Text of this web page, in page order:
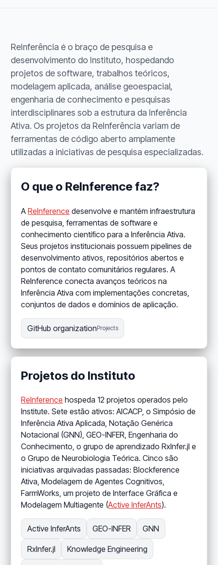
ReInferência é o braço de pesquisa e
desenvolvimento do Instituto, hospedando
projetos de software, trabalhos teóricos,
modelagem aplicada, análise geoespacial,
engenharia de conhecimento e pesquisas
interdisciplinares sob a estrutura da Inferência
Ativa. Os projetos da ReInferência variam de
ferramentas de código aberto amplamente
utilizadas a iniciativas de pesquisa especializadas.
O que o ReInference faz?
AReInference desenvolve e mantém infraestrutura
de pesquisa, ferramentas de software e
conhecimento científico para a Inferência Ativa.
Seus projetos institucionais possuem pipelines de
desenvolvimento ativos, repositórios abertos e
pontos de contato comunitários regulares. A
ReInference conecta avanços teóricos na
Inferência Ativa com implementações concretas,
conjuntos de dados e domínios de aplicação.
GitHub organizationProjects
Projetos do Instituto
ReInference hospeda 12 projetos operados pelo
Institute. Sete estão ativos: AICACP, o Simpósio de
Inferência Ativa Aplicada, Notação Genérica
Notacional (GNN), GEO-INFER, Engenharia do
Conhecimento, o grupo de aprendizado RxInfer.jl e
o Grupo de Neurobiologia Teórica. Cinco são
iniciativas arquivadas passadas: Blockference
Ativa, Modelagem de Agentes Cognitivos,
FarmWorks, um projeto de Interface Gráfica e
Modelagem Multiagente (Active InferAnts).
Active InferAnts GEO-INFER GNN
RxInfer.jl Knowledge Engineering